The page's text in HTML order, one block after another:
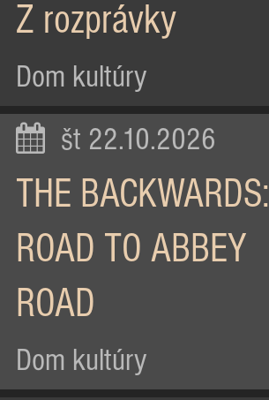
Z rozprávky
Dom kultúry
št 22.10.2026
THE BACKWARDS:
ROAD TO ABBEY
ROAD
Dom kultúry